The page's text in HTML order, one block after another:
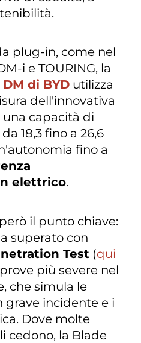
plug-in, come nel
i e TOURING, la
di BYD utilizza
dell'innovativa
capacità di
18,3 fino a 26,6
fino a
elettrico.
il punto chiave:
superato con
Test (qui
più severe nel
che simula le
grave incidente e i
Dove molte
cedono, la Blade